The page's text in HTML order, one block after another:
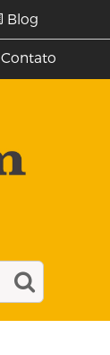
Blog
Contato